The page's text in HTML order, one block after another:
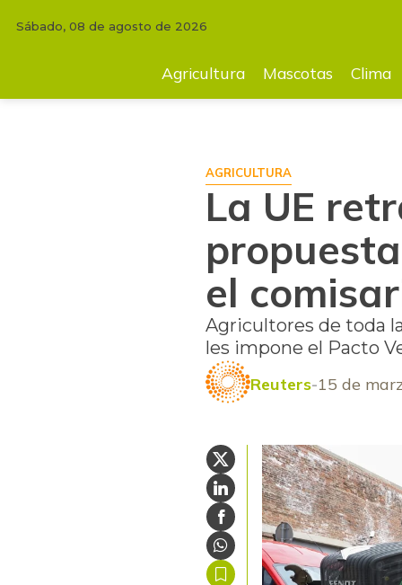
La UE retrasa la publicación de las
Sábado, 08 de agosto de 2026
Agricultura Mascotas Clima
AGRICULTURA
La UE
el
Agricultores de toda
les impone el Pacto
Reuters 15 de